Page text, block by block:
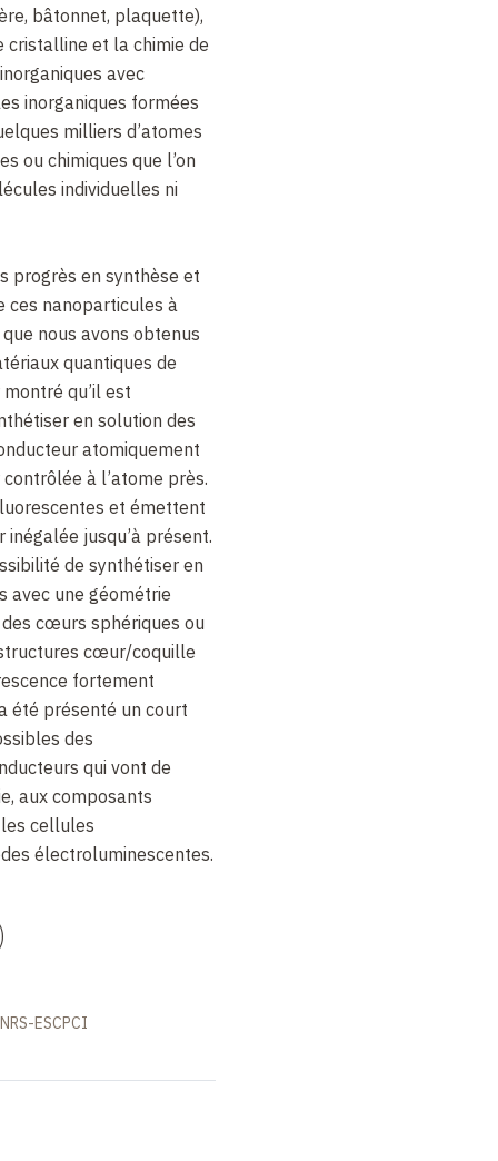
bâtonnet, plaquette),
et la chimie de
avec
inorganiques formées
milliers d’atomes
ou chimiques que l’on
individuelles ni
progrès en synthèse et
ces nanoparticules à
nous avons obtenus
quantiques de
montré qu’il est
en solution des
atomiquement
à l’atome près.
et émettent
jusqu’à présent.
de synthétiser en
avec une géométrie
cœurs sphériques ou
cœur/coquille
fortement
été présenté un court
des
qui vont de
aux composants
cellules
électroluminescentes.
ESCPCI